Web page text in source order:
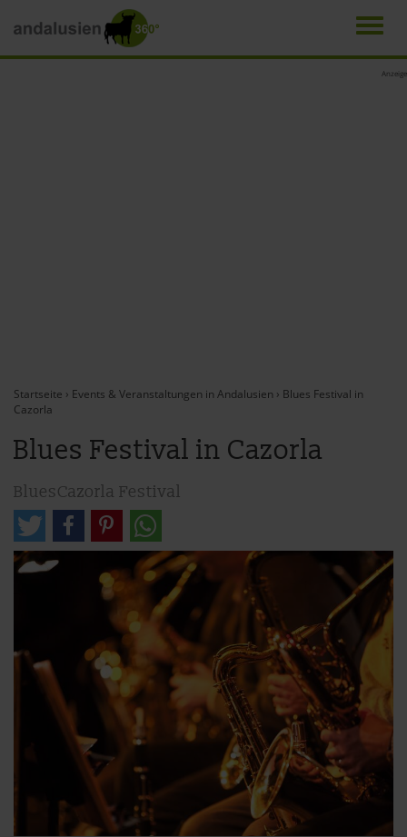
Anzeige
Startseite › Events & Veranstaltungen in Andalusien › Blues Festival in
Cazorla
Blues Festival in Cazorla
BluesCazorla Festival